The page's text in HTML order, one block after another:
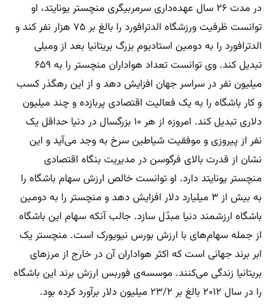
در مدت ۲۶ سال عهده‌داری سرمربیگری منچستر یونایتد، او
توانست ظرفیت ورزشگاه الدترافورد را بالغ بر ۷۵ هزار نفر کند و
الدترافورد را به دومین استادیوم بزرگ بریتانیا بعد از ومبلی
تبدیل کند. وی توانست تعداد هواداران منچستر را به ۶۵۹
میلیون نفر در سراسر جهان افزایش دهد و از این رهگذر کسب
و کار باشگاه را به یک فعالیت اقتصادی پربازده و چند میلیون
دلاری تبدیل کند. امروزه از هر ۱۰ بزرگسال در دنیا حداقل یک
نفر از پیروزی و موفقیت شیاطین سرخ به وجد می‌آید و این
نشان از قدرت بالای فرگوسن در مدیریت بنگاه اقتصادی
منچستر یونایتد دارد. او توانست خالص ارزش سهام باشگاه را
به بیش از ۳ میلیارد دلار افزایش دهد و منچستر را به دومین
باشگاه ارزشمند دنیا مبدّل سازد. جالب آنکه سهام این باشگاه
از جمله سهام‌های با ارزش بورس نیویورک است. منچستر یک
ابر برند جهانی است که اکثر هواداران آن در خارج از مرزهای
بریتانیا زندگی می‌کنند. موسسه‌ی فوربس ارزش برند این باشگاه
را در سال ۲۰۱۲ بالغ بر ۲۳/۲ میلیون دلار برآورد کرده بود.